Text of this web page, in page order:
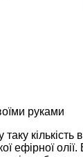
руками
ефірної